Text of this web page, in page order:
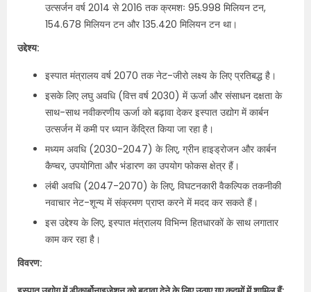
उत्सर्जन वर्ष 2014 से 2016 तक क्रमशः 95.998 मिलियन टन,
154.678 मिलियन टन और 135.420 मिलियन टन था।
उद्देश्य:
इस्पात मंत्रालय वर्ष 2070 तक नेट-जीरो लक्ष्य के लिए प्रतिबद्ध है।
इसके लिए लघु अवधि (वित्त वर्ष 2030) में ऊर्जा और संसाधन दक्षता के
साथ-साथ नवीकरणीय ऊर्जा को बढ़ावा देकर इस्पात उद्योग में कार्बन
उत्सर्जन में कमी पर ध्यान केंद्रित किया जा रहा है।
मध्यम अवधि (2030-2047) के लिए, ग्रीन हाइड्रोजन और कार्बन
कैप्चर, उपयोगिता और भंडारण का उपयोग फोकस क्षेत्र हैं।
लंबी अवधि (2047-2070) के लिए, विघटनकारी वैकल्पिक तकनीकी
नवाचार नेट-शून्य में संक्रमण प्राप्त करने में मदद कर सकते हैं।
इस उद्देश्य के लिए, इस्पात मंत्रालय विभिन्न हितधारकों के साथ लगातार
काम कर रहा है।
विवरण: